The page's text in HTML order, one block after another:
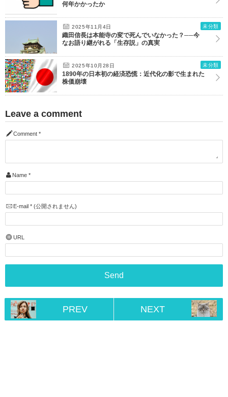
何年かかったか
2025年11月4日 未分類
織田信長は本能寺の変で死んでいなかった？──今
なお語り継がれる「生存説」の真実
2025年10月28日 未分類
1890年の日本初の経済恐慌：近代化の影で生まれた
株価崩壊
Leave a comment
Comment *
Name *
E-mail *(公開されません)
URL
PREV NEXT